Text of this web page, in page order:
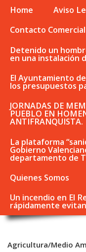
Home Aviso
Contacto Comercial
Detenido un
en una instalación
El Ayuntamiento
los presupuestos
JORNADAS DE
PUEBLO EN
ANTIFRANQUISTA.
La plataforma
Gobierno
departamento de
Quienes Somos
Un incendio en El
rápidamente
Agricultura/Medio